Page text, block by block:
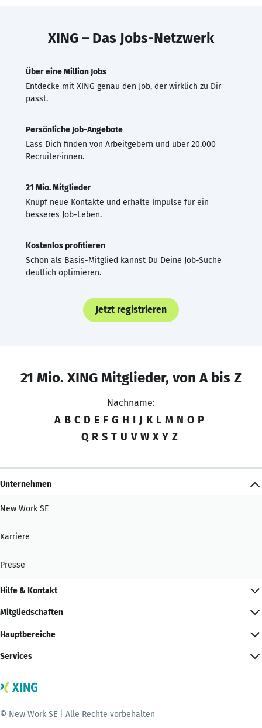
XING – Das Jobs-Netzwerk
Über eine Million Jobs
Entdecke mit XING genau den Job, der wirklich zu Dir
passt.
Persönliche Job-Angebote
Lass Dich finden von Arbeitgebern und über 20.000
Recruiter·innen.
21 Mio. Mitglieder
Knüpf neue Kontakte und erhalte Impulse für ein
besseres Job-Leben.
Kostenlos profitieren
Schon als Basis-Mitglied kannst Du Deine Job-Suche
deutlich optimieren.
Jetzt registrieren
21 Mio. XING Mitglieder, von A bis Z
Nachname:
A B C D E F G H I J K L M N O P
Q R S T U V W X Y Z
Unternehmen
New Work SE
Karriere
Presse
Hilfe & Kontakt
Mitgliedschaften
Hauptbereiche
Services
© New Work SE | Alle Rechte vorbehalten